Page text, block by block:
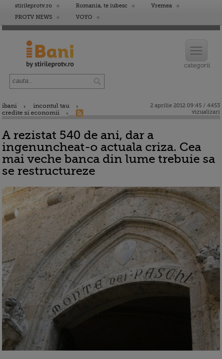
stirileprotv.ro Romania, te iubesc
Vremea
PROTV NEWS
VOYO
ibani
incontul tau
credite si economii
2 aprilie 2012 09:45 / 4453
vizualizari
A rezistat 540 de ani, dar a
ingenuncheat-o actuala criza. Cea
mai veche banca din lume trebuie sa
se restructureze